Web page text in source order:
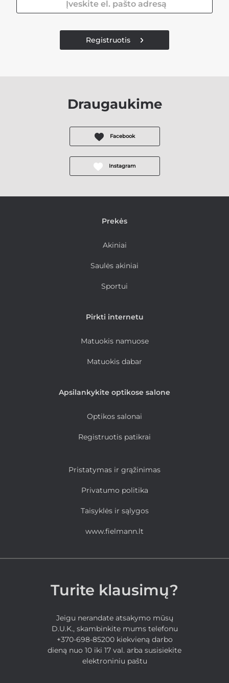
Registruotis
Draugaukime
Facebook
Instagram
Prekės
Akiniai
Saulės akiniai
Sportui
Pirkti internetu
Matuokis namuose
Matuokis dabar
Apsilankykite optikose salone
Optikos salonai
Registruotis patikrai
Pristatymas ir grąžinimas
Privatumo politika
Taisyklės ir sąlygos
www.fielmann.lt
Turite klausimų?
Jeigu nerandate atsakymo mūsų
D.U.K., skambinkite mums telefonu
+370-698-85200 kiekvieną darbo
dieną nuo 10 iki 17 val. arba susisiekite
elektroniniu paštu